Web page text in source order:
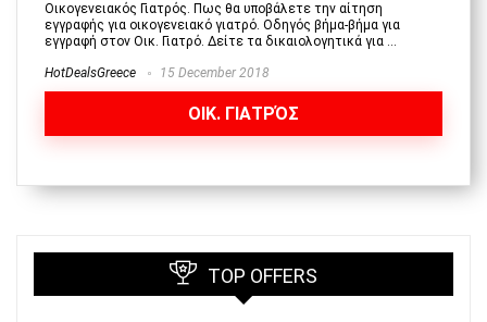
Οικογενειακός Γιατρός. Πως θα υποβάλετε την αίτηση
εγγραφής για οικογενειακό γιατρό. Οδηγός βήμα-βήμα για
εγγραφή στον Οικ. Γιατρό. Δείτε τα δικαιολογητικά για ...
HotDealsGreece 15 December 2018
ΟΙΚ. ΓΙΑΤΡΌΣ
TOP OFFERS